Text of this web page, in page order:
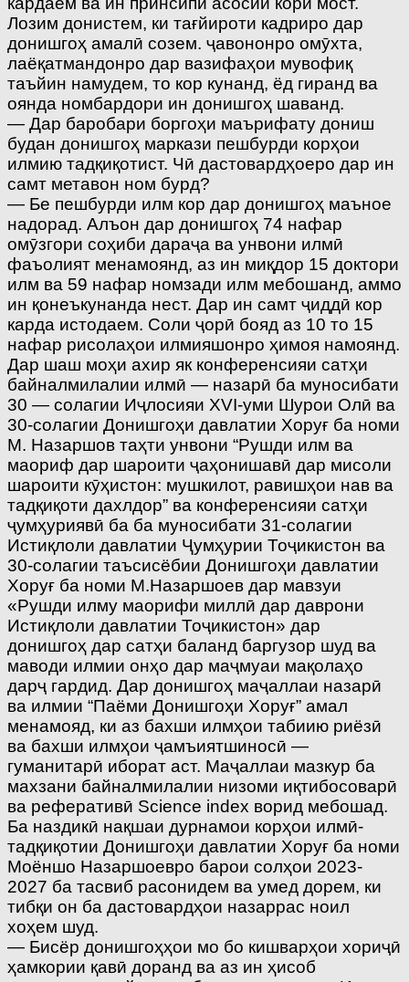
Лозим донистем, ки тағйироти кадриро дар
донишгоҳ амалӣ созем. ҷавононро омӯхта,
лаёқатмандонро дар вазифаҳои мувофиқ
таъйин намудем, то кор кунанд, ёд гиранд ва
оянда номбардори ин донишгоҳ шаванд.
— Дар баробари боргоҳи маърифату дониш
будан донишгоҳ маркази пешбурди корҳои
илмию тадқиқотист. Чӣ дастовардҳоеро дар ин
самт метавон ном бурд?
— Бе пешбурди илм кор дар донишгоҳ маъное
надорад. Алъон дар донишгоҳ 74 нафар
омӯзгори соҳиби дараҷа ва унвони илмӣ
фаъолият менамоянд, аз ин миқдор 15 доктори
илм ва 59 нафар номзади илм мебошанд, аммо
ин қонеъкунанда нест. Дар ин самт ҷиддӣ кор
карда истодаем. Соли ҷорӣ бояд аз 10 то 15
нафар рисолаҳои илмияшонро ҳимоя намоянд.
Дар шаш моҳи ахир як конференсияи сатҳи
байналмилалии илмӣ — назарӣ ба муносибати
30 — солагии Иҷлосияи XVI-уми Шурои Олӣ ва
30-солагии Донишгоҳи давлатии Хоруғ ба номи
М. Назаршов таҳти унвони “Рушди илм ва
маориф дар шароити ҷаҳонишавӣ дар мисоли
шароити кӯҳистон: мушкилот, равишҳои нав ва
тадқиқоти дахлдор” ва конференсияи сатҳи
ҷумҳуриявӣ ба ба муносибати 31-солагии
Истиқлоли давлатии Ҷумҳурии Тоҷикистон ва
30-солагии таъсисёбии Донишгоҳи давлатии
Хоруғ ба номи М.Назаршоев дар мавзуи
«Рушди илму маорифи миллӣ дар даврони
Истиқлоли давлатии Тоҷикистон» дар
донишгоҳ дар сатҳи баланд баргузор шуд ва
маводи илмии онҳо дар маҷмуаи мақолаҳо
дарҷ гардид. Дар донишгоҳ маҷаллаи назарӣ
ва илмии “Паёми Донишгоҳи Хоруғ” амал
менамояд, ки аз бахши илмҳои табиию риёзӣ
ва бахши илмҳои ҷамъиятшиносӣ —
гуманитарӣ иборат аст. Маҷаллаи мазкур ба
махзани байналмилалии низоми иқтибосоварӣ
ва реферативӣ Science index ворид мебошад.
Ба наздикӣ нақшаи дурнамои корҳои илмӣ-
тадқиқотии Донишгоҳи давлатии Хоруғ ба номи
Моёншо Назаршоевро барои солҳои 2023-
2027 ба тасвиб расонидем ва умед дорем, ки
тибқи он ба дастовардҳои назаррас ноил
хоҳем шуд.
— Бисёр донишгоҳҳои мо бо кишварҳои хориҷӣ
ҳамкории қавӣ доранд ва аз ин ҳисоб